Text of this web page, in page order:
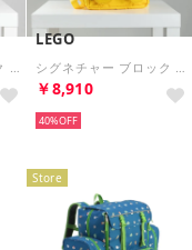
LEGO
￥8,910
40%
Store